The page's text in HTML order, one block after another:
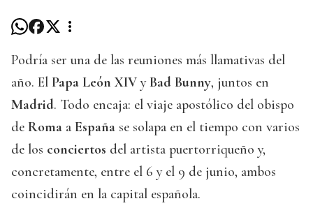
Podría ser una de las reuniones más llamativas del
año. El Papa León XIV yBad Bunny, juntos en
Madrid. Todo encaja: el viaje apostólico del obispo
de Roma a España se solapa en el tiempo con varios
de los conciertos del artista puertorriqueño y,
concretamente, entre el 6 y el 9 de junio, ambos
coincidirán en la capital española.